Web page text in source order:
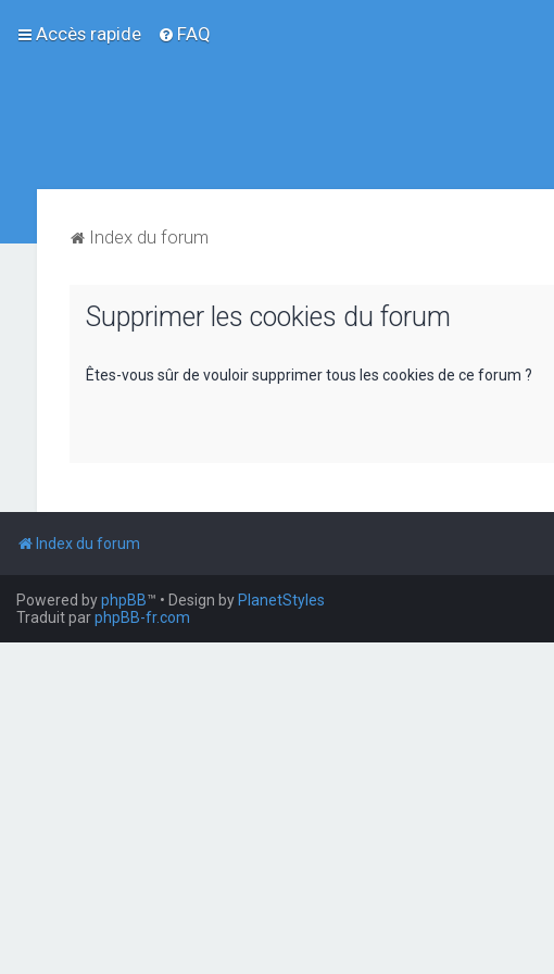
Accès rapide FAQ
Index du forum
Supprimer les cookies du forum
Êtes-vous sûr de vouloir supprimer tous les cookies de ce forum ?
Index du forum
Powered byphpBB™ • Design by PlanetStyles
Traduit parphpBB-fr.com